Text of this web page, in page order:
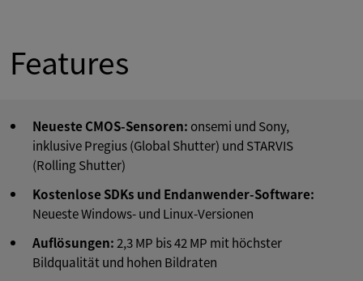
Features
Neueste CMOS-Sensoren:onsemi und Sony,
inklusive Pregius (Global Shutter) und STARVIS
(Rolling Shutter)
Kostenlose SDKs und Endanwender-Software:
Neueste Windows- und Linux-Versionen
Auflösungen: 2,3 MP bis 42 MP mit höchster
Bildqualität und hohen Bildraten